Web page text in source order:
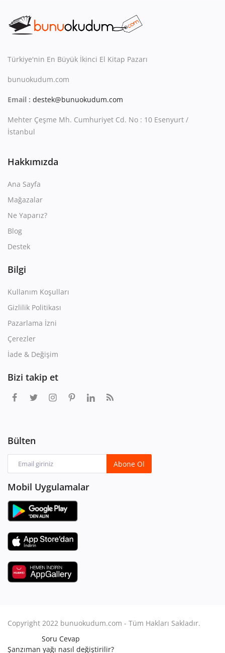
Türkiye'nin En Büyük İkinci El Kitap Pazarı
bunuokudum.com
Email : destek@bunuokudum.com
Mehter Çeşme Mh. Cumhuriyet Cd. No : 10 Esenyurt /
İstanbul
Hakkımızda
Ana Sayfa
Mağazalar
Ne Yaparız?
Blog
Destek
Bilgi
Kullanım Koşulları
Gizlilik Politikası
Pazarlama İzni
Çerezler
İade & Değişim
Bizi takip et
Bülten
Abone Ol
Mobil Uygulamalar
Copyright 2022 bunuokudum.com - Tüm Hakları Sakladır.
Soru Cevap
Şanzıman yağı nasıl değiştirilir?